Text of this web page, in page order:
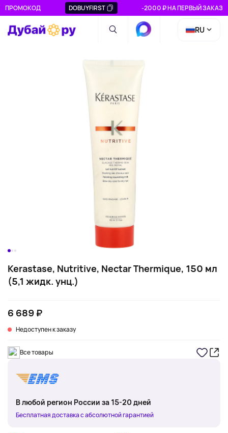
ПРОМОКОД DOBUYFIRST -2000 ₽ НА ПЕРВЫЙ ЗАКАЗ
RU
Kerastase, Nutritive, Nectar Thermique, 150 мл
(5,1 жидк. унц.)
6 689 ₽
Недоступен к заказу
Все товары
В любой регион России за 15-20 дней
Бесплатная доставка с абсолютной гарантией